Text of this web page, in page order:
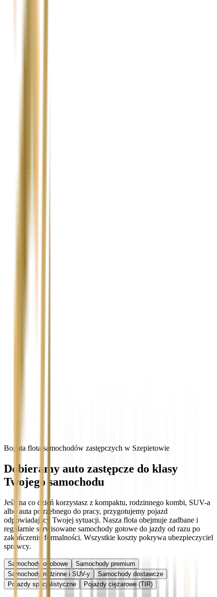
Bogata flota samochodów zastępczych w Szepietowie
Dobieramy auto zastępcze do klasy
Twojego samochodu
Jeśli na co dzień korzystasz z kompaktu, rodzinnego kombi, SUV-a
albo auta potrzebnego do pracy, przygotujemy pojazd
odpowiadający Twojej sytuacji. Nasza flota obejmuje zadbane i
regularnie serwisowane samochody gotowe do jazdy od razu po
zakończeniu formalności. Wszystkie koszty pokrywa ubezpieczyciel
sprawcy.
Samochody osobowe
Samochody premium
Samochody rodzinne i SUV-y
Samochody dostawcze
Pojazdy specjalistyczne
Pojazdy ciężarowe (TIR)